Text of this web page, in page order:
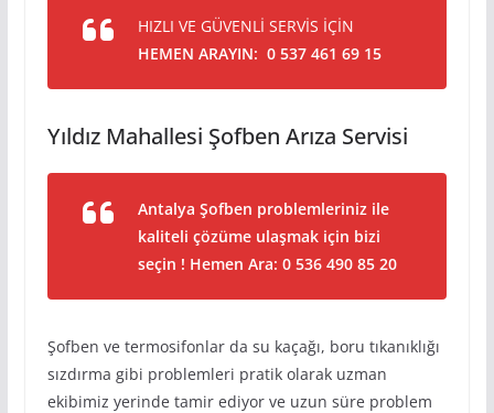
HIZLI VE GÜVENLİ SERVİS İÇİN
HEMEN ARAYIN: 0 537 461 69 15
Yıldız Mahallesi Şofben Arıza Servisi
Antalya Şofben problemleriniz ile
kaliteli çözüme ulaşmak için bizi
seçin ! Hemen Ara: 0 536 490 85 20
Şofben ve termosifonlar da su kaçağı, boru tıkanıklığı
sızdırma gibi problemleri pratik olarak uzman
ekibimiz yerinde tamir ediyor ve uzun süre problem